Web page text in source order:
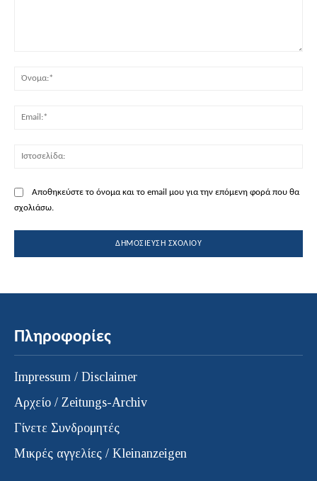
Αποθηκεύστε το όνομα και το email μου για την επόμενη φορά που θα
σχολιάσω.
Πληροφορίες
Impressum / Disclaimer
Αρχείο / Zeitungs-Archiv
Γίνετε Συνδρομητές
Μικρές αγγελίες / Kleinanzeigen